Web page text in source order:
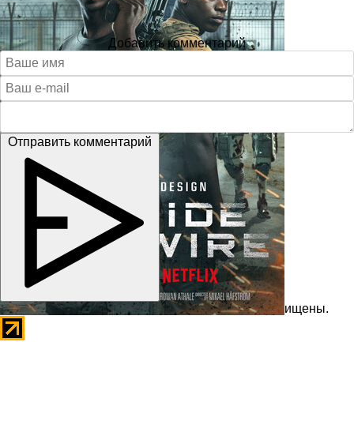
Добавить комментарий
Отправить комментарий
Copyright © 2026kino-dom.space. Все права защищены.